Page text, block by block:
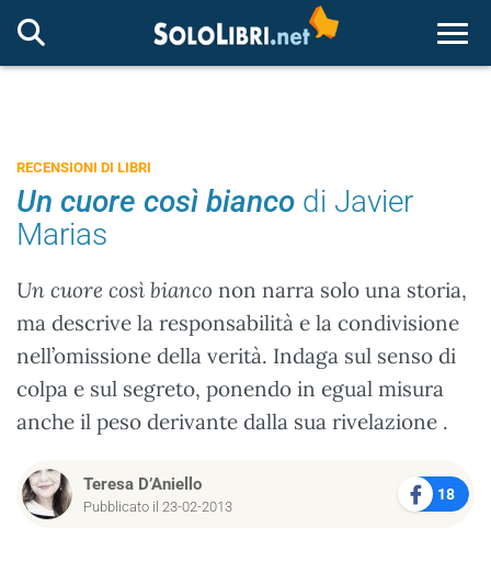
RECENSIONI DI LIBRI
Un cuore così bianco di Javier
Marias
Un cuore così bianco non narra solo una storia,
ma descrive la responsabilità e la condivisione
nell’omissione della verità. Indaga sul senso di
colpa e sul segreto, ponendo in egual misura
anche il peso derivante dalla sua rivelazione .
Teresa D’Aniello
Pubblicato il 23-02-2013
18